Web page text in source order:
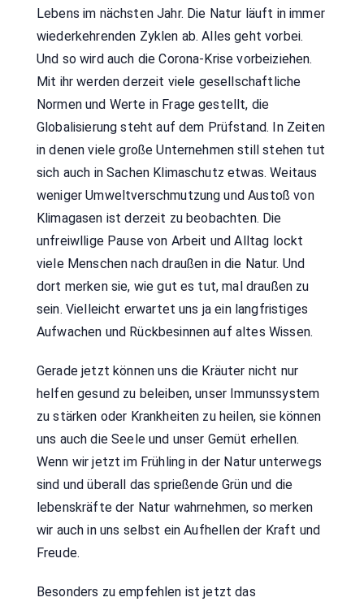
Lebens im nächsten Jahr. Die Natur läuft in immer
wiederkehrenden Zyklen ab. Alles geht vorbei.
Und so wird auch die Corona-Krise vorbeiziehen.
Mit ihr werden derzeit viele gesellschaftliche
Normen und Werte in Frage gestellt, die
Globalisierung steht auf dem Prüfstand. In Zeiten
in denen viele große Unternehmen still stehen tut
sich auch in Sachen Klimaschutz etwas. Weitaus
weniger Umweltverschmutzung und Austoß von
Klimagasen ist derzeit zu beobachten. Die
unfreiwllige Pause von Arbeit und Alltag lockt
viele Menschen nach draußen in die Natur. Und
dort merken sie, wie gut es tut, mal draußen zu
sein. Vielleicht erwartet uns ja ein langfristiges
Aufwachen und Rückbesinnen auf altes Wissen.
Gerade jetzt können uns die Kräuter nicht nur
helfen gesund zu beleiben, unser Immunssystem
zu stärken oder Krankheiten zu heilen, sie können
uns auch die Seele und unser Gemüt erhellen.
Wenn wir jetzt im Frühling in der Natur unterwegs
sind und überall das sprießende Grün und die
lebenskräfte der Natur wahrnehmen, so merken
wir auch in uns selbst ein Aufhellen der Kraft und
Freude.
Besonders zu empfehlen ist jetzt das